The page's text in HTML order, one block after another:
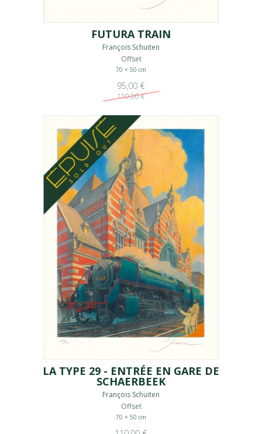
FUTURA TRAIN
François Schuiten
Offset
70 × 50 cm
95,00 €
110,00 €
LA TYPE 29 - ENTRÉE EN GARE DE
SCHAERBEEK
François Schuiten
Offset
70 × 50 cm